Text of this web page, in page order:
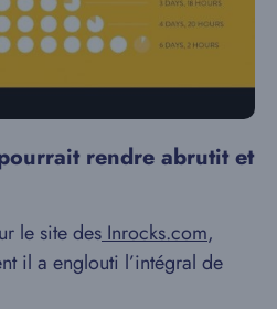
rendre abrutit et
le site des Inrocks.com,
il a englouti l’intégral de